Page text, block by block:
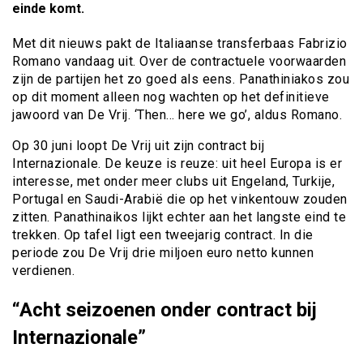
einde komt.
Met dit nieuws pakt de Italiaanse transferbaas Fabrizio
Romano vandaag uit. Over de contractuele voorwaarden
zijn de partijen het zo goed als eens. Panathiniakos zou
op dit moment alleen nog wachten op het definitieve
jawoord van De Vrij. ‘Then… here we go’, aldus Romano.
Op 30 juni loopt De Vrij uit zijn contract bij
Internazionale. De keuze is reuze: uit heel Europa is er
interesse, met onder meer clubs uit Engeland, Turkije,
Portugal en Saudi-Arabië die op het vinkentouw zouden
zitten. Panathinaikos lijkt echter aan het langste eind te
trekken. Op tafel ligt een tweejarig contract. In die
periode zou De Vrij drie miljoen euro netto kunnen
verdienen.
“Acht seizoenen onder contract bij
Internazionale”